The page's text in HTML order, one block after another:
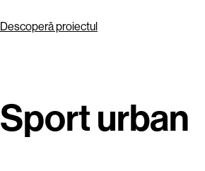
Descoperă proiectul
Sport urban